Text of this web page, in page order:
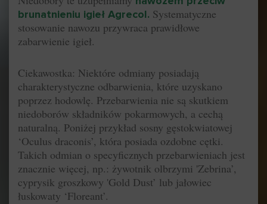
brunatnieniu igieł Agrecol. Systematyczne
stosowanie nawozu przywraca prawidłowe
zabarwienie igieł.
Ciekawostka: Niektóre odmiany posiadają
charakterystyczne odbarwienia, które uzyskano
poprzez hodowlę. Przebarwienia nie są skutkiem
niedoborów składników pokarmowych, a cechą
naturalną. Poniżej przykład sosny gęstokwiatowej
‘Oculus draconis’, która posiada ozdobne cętki.
Takich odmian o specyficznych przebarwieniach jest
znacznie więcej, np.: żywotnik olbrzymi 'Zebrina’,
cyprysik groszkowy 'Gold Dust’ lub jałowiec
łuskowaty ‘Floreant’.